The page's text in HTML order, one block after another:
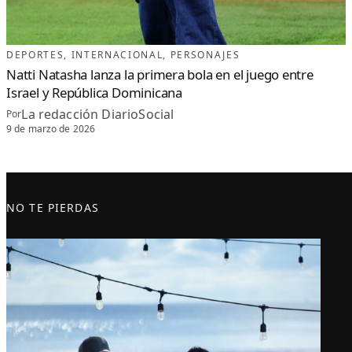
DEPORTES, INTERNACIONAL, PERSONAJES
Natti Natasha lanza la primera bola en el juego entre
Israel y República Dominicana
PorLa redacción DiarioSocial
9 de marzo de 2026
NO TE PIERDAS